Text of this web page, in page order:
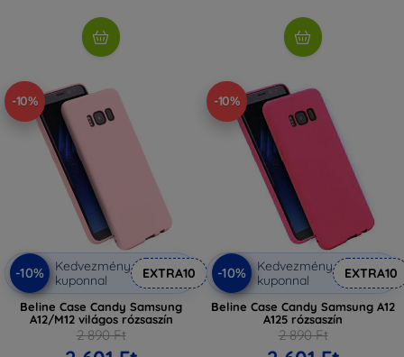
-10%
-10%
Kedvezmény
kuponnal
EXTRA10
Beline Case Candy Samsung
A12/M12 világos rózsaszín
2 890 Ft
-10%
-10%
Kedvezmény
kuponnal
EXTRA10
Beline Case Candy Samsung A12
A125 rózsaszín
2 890 Ft